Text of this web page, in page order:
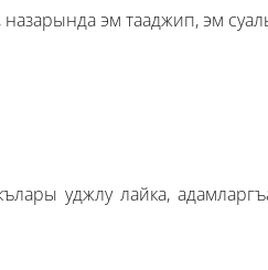
эм тааджип, эм
уджлу лайка,